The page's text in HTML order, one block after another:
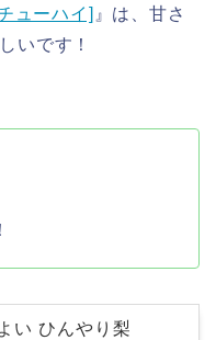
ューハイ] 』は、甘さ
いです！
い ひんやり梨